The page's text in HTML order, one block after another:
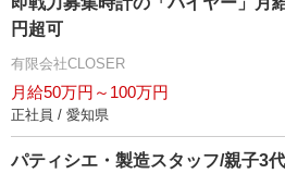
円超可
有限会社CLOSER
月給50万円～100万円
正社員 / 愛知県
パティシエ・製造スタッフ/親子3